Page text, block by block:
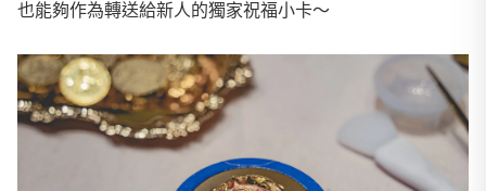
也能夠作為轉送給新人的獨家祝福小卡～